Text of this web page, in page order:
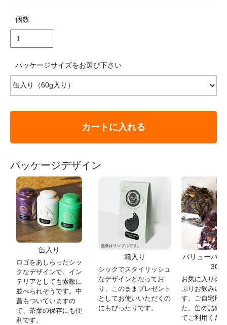
個数
パッケージサイズをお選び下さい
カートに入れる
パッケージデザイン
缶入り
ロゴをあしらったシッ
クなデザインで、イン
テリアとしても素敵に
並べられそうです。中
蓋もついていますの
で、茶葉の保存にも便
利です。
箱入り
シックでスタイリッシュ
なデザインとなってお
り、このままプレゼント
としてお使いいただくの
にもぴったりです。
バリューパッ
30g)
お気に入りの
ぷりお飲みい
す。ご自宅用
た、缶の詰め
てご利用くだ